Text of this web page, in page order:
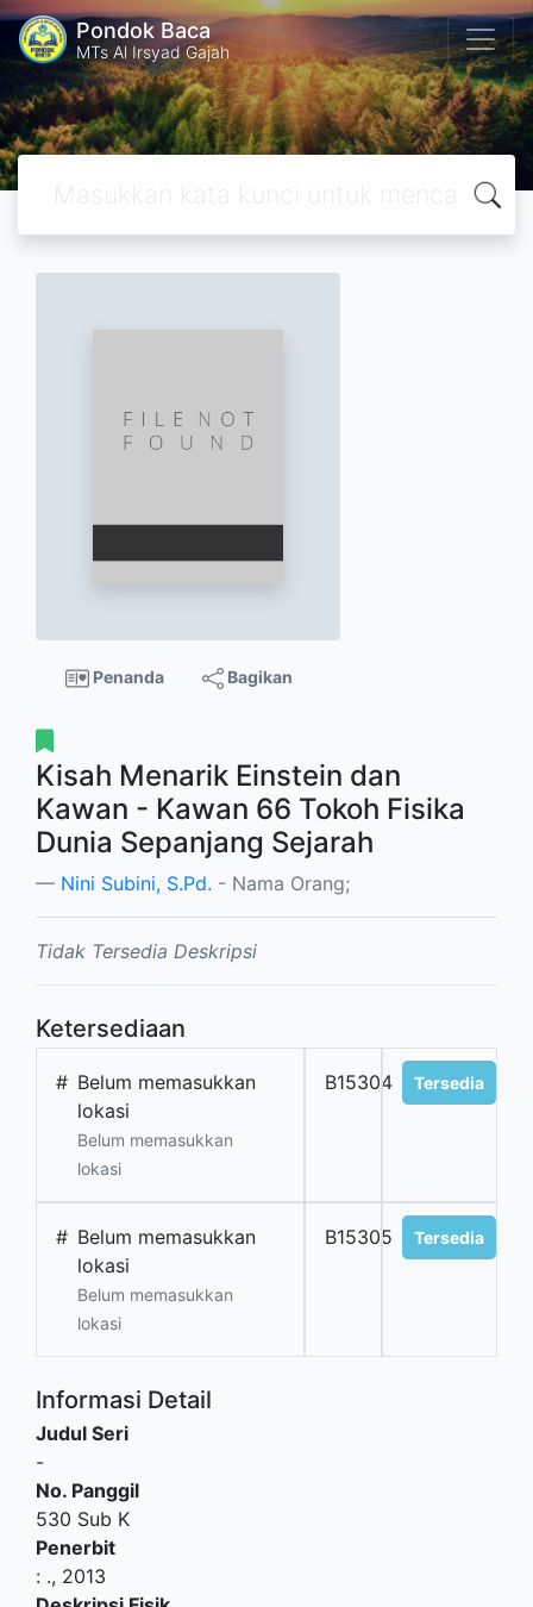
Pondok Baca
MTs Al Irsyad Gajah
Penanda Bagikan
Kisah Menarik Einstein dan
Kawan - Kawan 66 Tokoh Fisika
Dunia Sepanjang Sejarah
Nini Subini, S.Pd. - Nama Orang;
Tidak Tersedia Deskripsi
Ketersediaan
# Belum memasukkan
lokasi
Belum memasukkan
lokasi
B15304 Tersedia
# Belum memasukkan
lokasi
Belum memasukkan
lokasi
B15305 Tersedia
Informasi Detail
Judul Seri
-
No. Panggil
530 Sub K
Penerbit
: ., 2013